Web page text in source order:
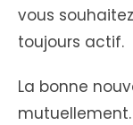
vous
toujours actif.
La bonne